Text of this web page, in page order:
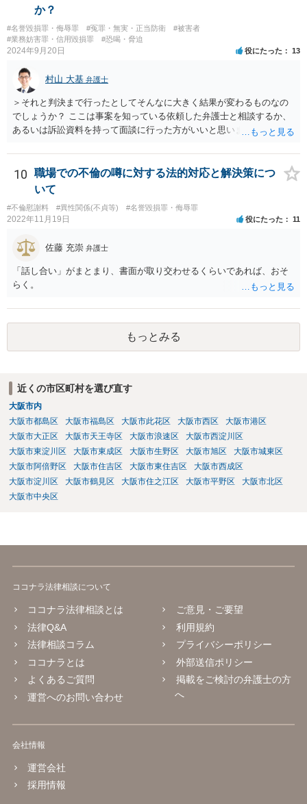
か？
#名誉毀損罪・侮辱罪 #冤罪・無実・正当防衛
#被害者
#業務妨害罪・信用毀損罪
#恐喝・脅迫
2024年9月20日 役にたった 13
村山 大基 弁護士
＞それと判決まで行ったとしてそんなに大きく結果が変わるものなの
でしょうか？ ここは事案を知っている依頼した弁護士と相談するか、
あるいは訴訟資料を持って面談に行った方がいいと思います。 和解
す）に基づいて 提案されるもので、応じない場合提示案より上がった
り下がったりはありえます。 例えば、原告としては判決だともっと下
がるかもしれないから応じておくか、とか 被告としては判決でもっと
払うことになるリスクを考えたら和解に応じるか、とか考えさせるよ
うな案が出てきます。
10
職場での不倫の噂に対する法的対応と解決策につ
いて
#不倫慰謝料 #異性関係(不貞等) #名誉毀損罪・侮辱罪
2022年11月19日 役にたった 11
佐藤 充崇 弁護士
「話し合い」がまとまり、書面が取り交わせるくらいであれば、おそ
らく。
もっとみる
近くの市区町村を選び直す
大阪市内
大阪市都島区
大阪市福島区 大阪市此花区 大阪市西区
大阪市港区
大阪市大正区
大阪市天王寺区 大阪市浪速区
大阪市西淀川区
大阪市東淀川区
大阪市東成区 大阪市生野区 大阪市旭区
大阪市城東区
大阪市阿倍野区
大阪市住吉区 大阪市東住吉区
大阪市西成区
大阪市淀川区
大阪市鶴見区 大阪市住之江区 大阪市平野区
大阪市北区
大阪市中央区
ココナラ法律相談について
ココナラ法律相談とは
法律Q&A
法律相談コラム
ココナラとは
よくあるご質問
運営へのお問い合わせ
ご意見・ご要望
利用規約
プライバシーポリシー
外部送信ポリシー
掲載をご検討の弁護士の方
へ
会社情報
運営会社
採用情報